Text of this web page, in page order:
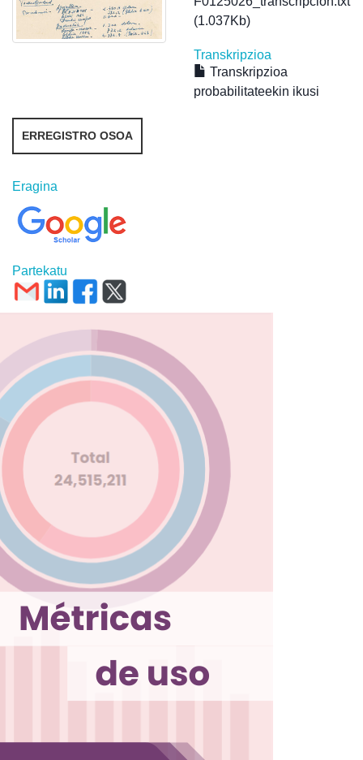
(1.037Kb)
Transkripzioa
Transkripzioa
probabilitateekin ikusi
ERREGISTRO OSOA
Eragina
Partekatu